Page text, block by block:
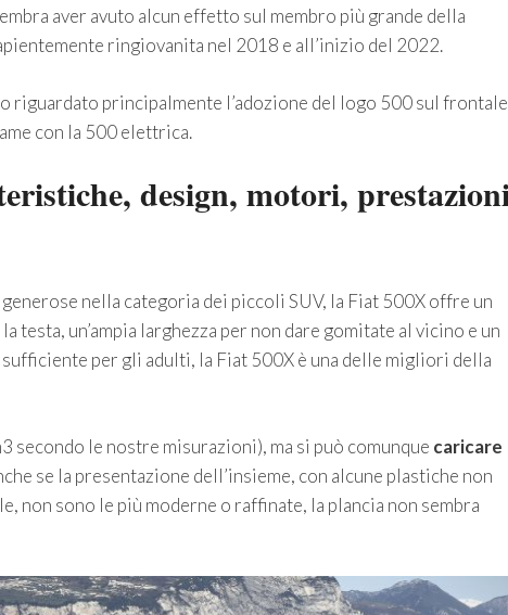
aver avuto alcun effetto sul membro più grande della
ringiovanita nel 2018 e all’inizio del 2022.
riguardato principalmente l’adozione del logo 500 sul frontale
con la 500 elettrica.
design, motori,
nella categoria dei piccoli SUV, la Fiat 500X offre un
testa, un’ampia larghezza per non dare gomitate al vicino e un
sufficiente per gli adulti, la Fiat 500X è una delle migliori della
secondo le nostre misurazioni), ma si può comunque caricare
se la presentazione dell’insieme, con alcune plastiche non
non sono le più moderne o raffinate, la plancia non sembra